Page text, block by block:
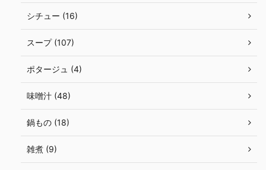
シチュー (16)
スープ (107)
ポタージュ (4)
味噌汁 (48)
鍋もの (18)
雑煮 (9)